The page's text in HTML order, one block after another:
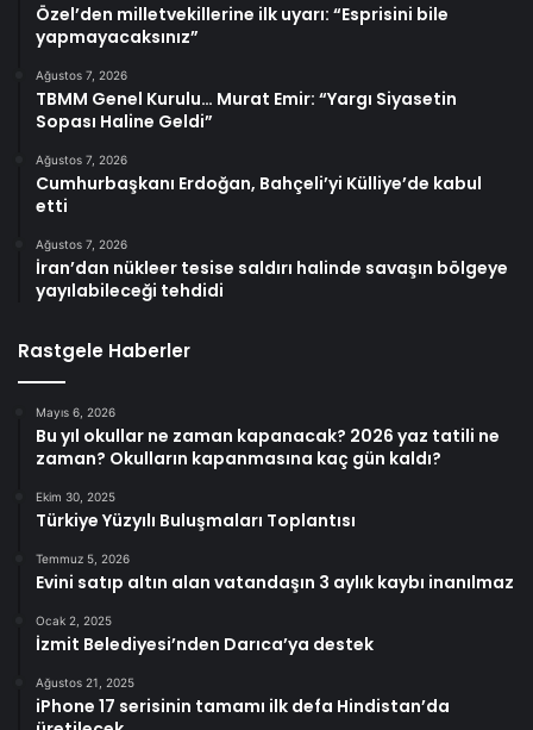
Özel’den milletvekillerine ilk uyarı: “Esprisini bile
yapmayacaksınız”
Ağustos 7, 2026
TBMM Genel Kurulu… Murat Emir: “Yargı Siyasetin
Sopası Haline Geldi”
Ağustos 7, 2026
Cumhurbaşkanı Erdoğan, Bahçeli’yi Külliye’de kabul
etti
Ağustos 7, 2026
İran’dan nükleer tesise saldırı halinde savaşın bölgeye
yayılabileceği tehdidi
Rastgele Haberler
Mayıs 6, 2026
Bu yıl okullar ne zaman kapanacak? 2026 yaz tatili ne
zaman? Okulların kapanmasına kaç gün kaldı?
Ekim 30, 2025
Türkiye Yüzyılı Buluşmaları Toplantısı
Temmuz 5, 2026
Evini satıp altın alan vatandaşın 3 aylık kaybı inanılmaz
Ocak 2, 2025
İzmit Belediyesi’nden Darıca’ya destek
Ağustos 21, 2025
iPhone 17 serisinin tamamı ilk defa Hindistan’da